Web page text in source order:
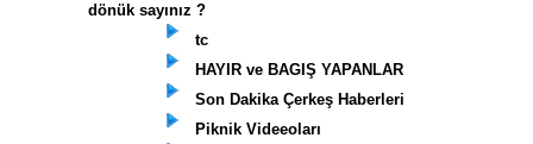
dönük sayınız ?
tc
HAYIR ve BAGIŞ YAPANLAR
Son Dakika Çerkeş Haberleri
Piknik Videeoları